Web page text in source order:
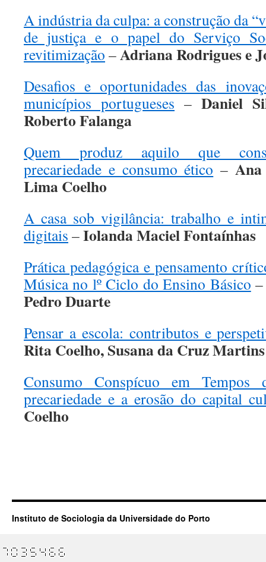
A indústria da culpa: a construção da
de justiça e o papel do Serviço
revitimização –Adriana Rodrigues e
Desafios e oportunidades das
municípios portugueses – Daniel
Roberto Falanga
Quem produz aquilo que
precariedade e consumo ético –
Lima Coelho
A casa sob vigilância: trabalho e
digitais –Iolanda Maciel Fontaínhas
Prática pedagógica e pensamento
Música no lº Ciclo do Ensino Básico
Pedro Duarte
Pensar a escola: contributos e
Rita Coelho, Susana da Cruz Martins
Consumo Conspícuo em Tempos
precariedade e a erosão do capital
Coelho
Instituto de Sociologia da Universidade do Porto